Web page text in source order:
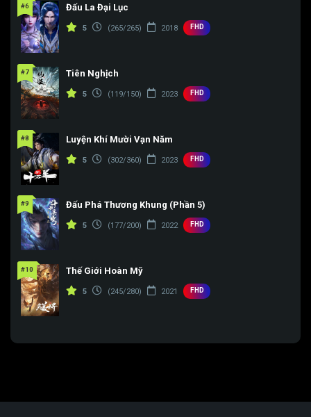
#6 Đấu La Đại Lục
5 (265/265) 2018 FHD
#7 Tiên Nghịch
5 (119/150) 2023 FHD
#8 Luyện Khí Mười Vạn Năm
5 (302/360) 2023 FHD
#9 Đấu Phá Thương Khung (Phần 5)
5 (177/200) 2022 FHD
#10 Thế Giới Hoàn Mỹ
5 (245/280) 2021 FHD